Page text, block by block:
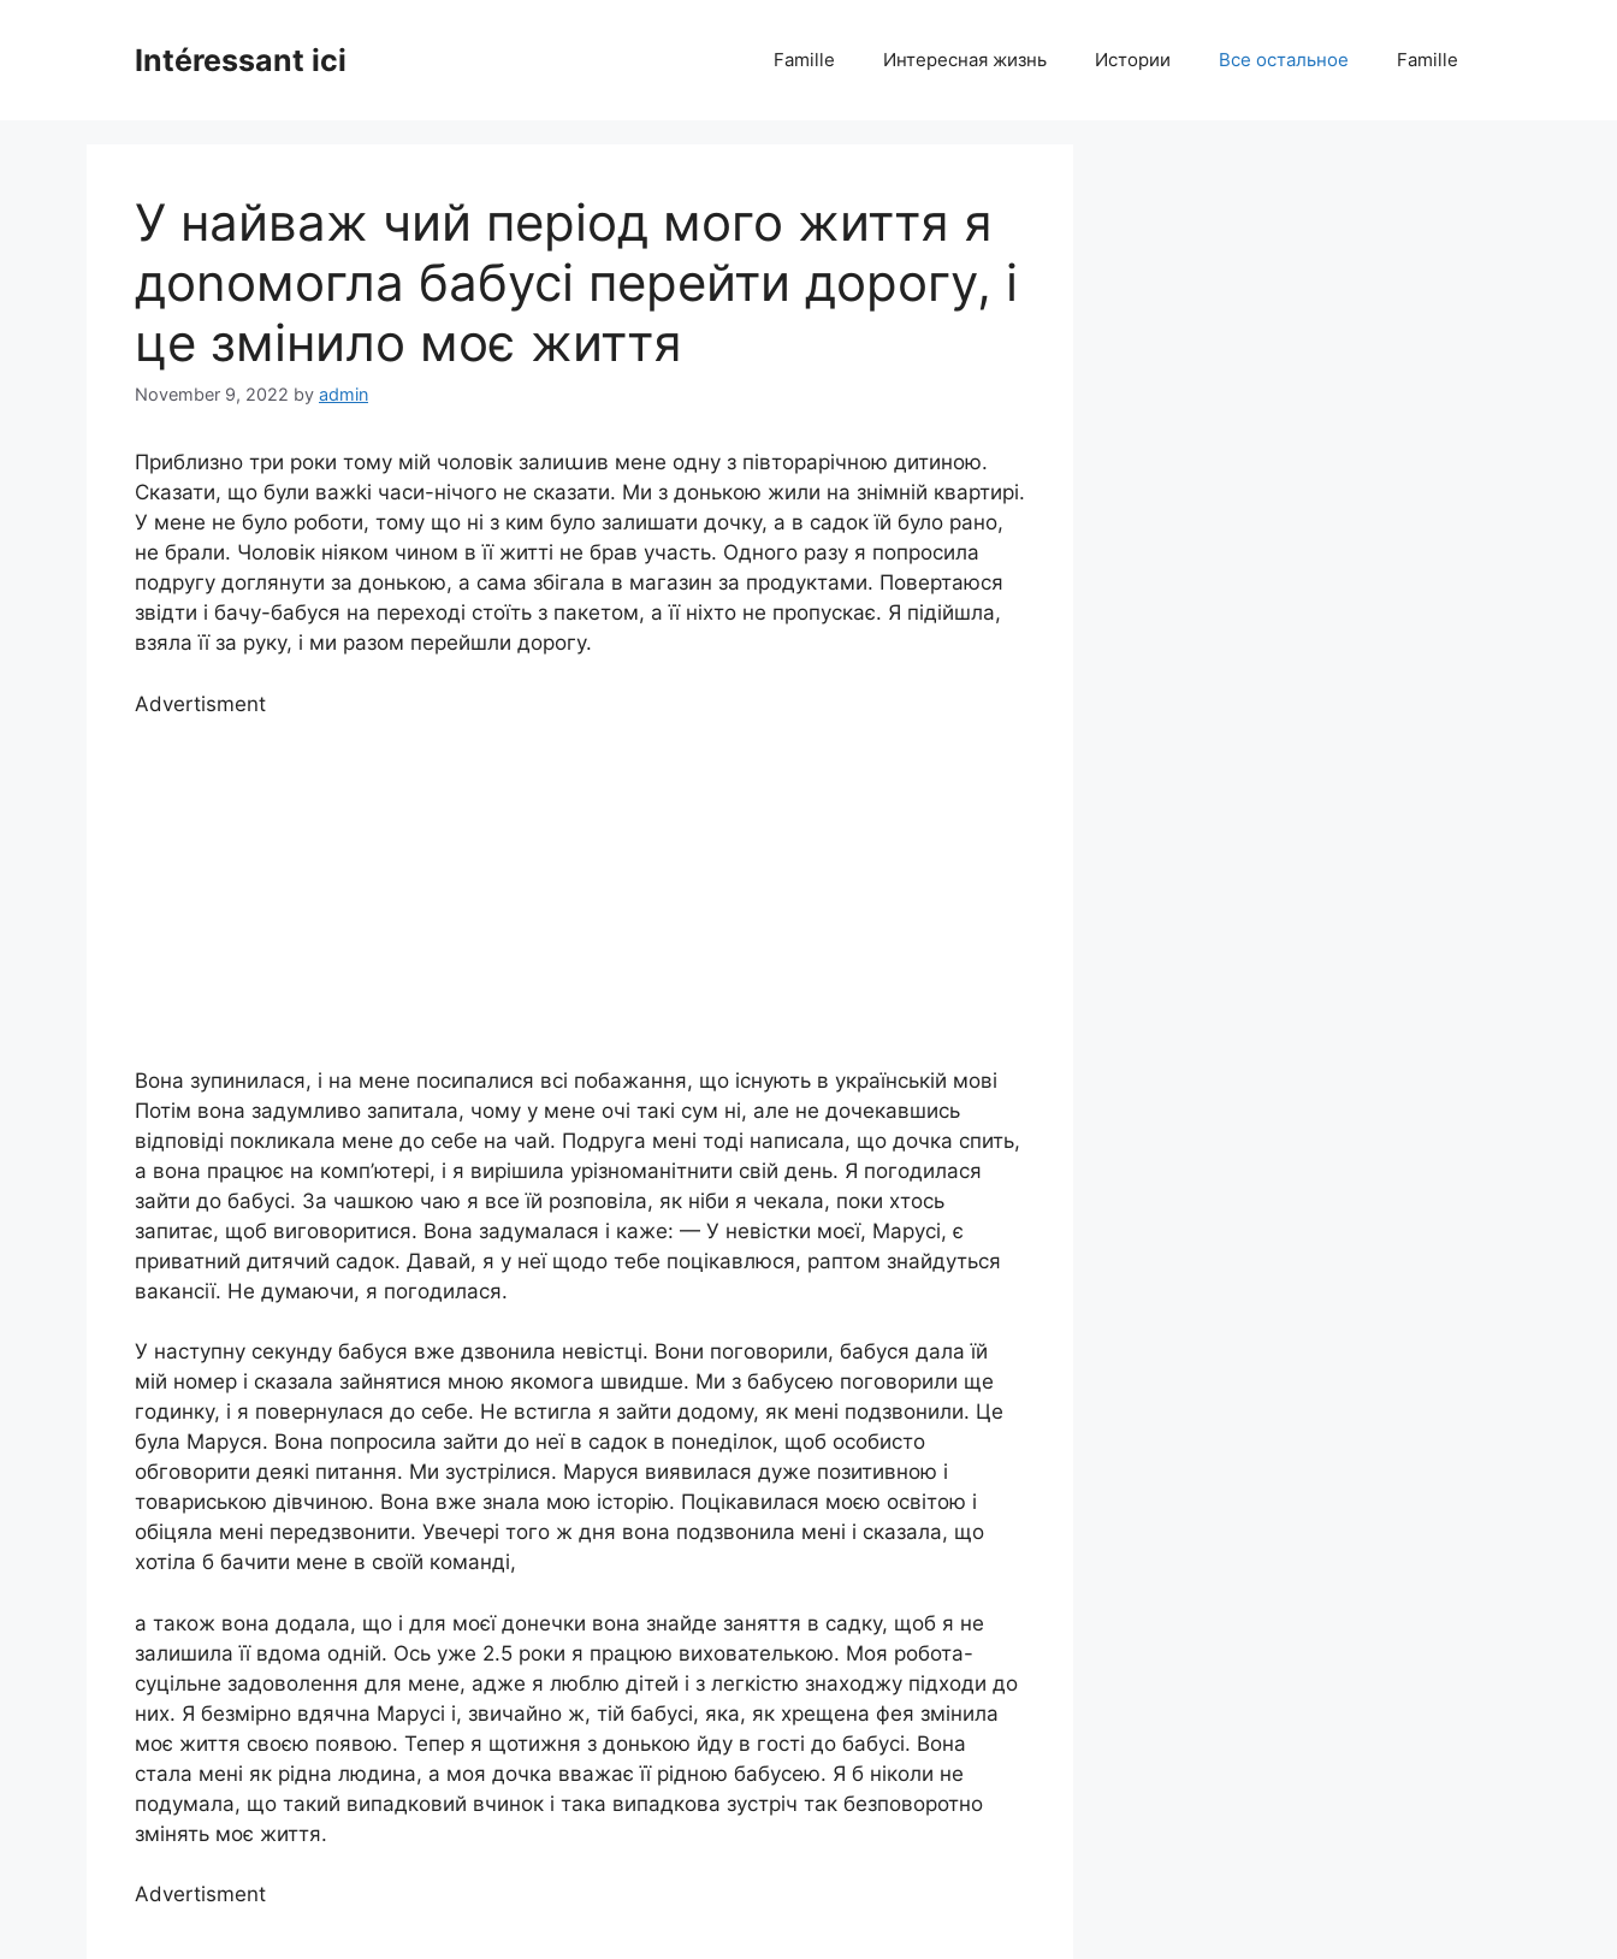
Intéressant ici Famille Интересная жизнь Истории Все остальное Famille
У найваж чий період мого життя я
доnомогла бабусі перейти дорогу, і
це змінило моє життя
November 9, 2022 by admin
Приблизно три роки тому мій чоловік залиաив мене одну з півторарічною дитиною.
Сказати, що були важkі часи-нічого не сказати. Ми з донькою жили на знімній квартирі.
У мене не було роботи, тому що ні з ким було залишати дочку, а в садок їй було рано,
не брали. Чоловік ніяком чином в її житті не брав участь. Одного разу я попросила
подругу доглянути за донькою, а сама збігала в магазин за продуктами. Повертаюся
звідти і бачу-бабуся на переході стоїть з пакетом, а її ніхто не пропускає. Я підійшла,
взяла її за руку, і ми разом перейшли дорогу.
Advertisment
Вона зупинилася, і на мене посипалися всі побажання, що існують в українській мові
Потім вона задумливо запитала, чому у мене очі такі сум ні, але не дочекавшись
відповіді покликала мене до себе на чай. Подруга мені тоді написала, що дочка спить,
а вона працює на комп’ютері, і я вирішила урізноманітнити свій день. Я погодилася
зайти до бабусі. За чашкою чаю я все їй розповіла, як ніби я чекала, поки хтось
запитає, щоб виговоритися. Вона задумалася і каже: — У невістки моєї, Марусі, є
приватний дитячий садок. Давай, я у неї щодо тебе поцікавлюся, раптом знайдуться
вакансії. Не думаючи, я погодилася.
У наступну секунду бабуся вже дзвонила невістці. Вони поговорили, бабуся дала їй
мій номер і сказала зайнятися мною якомога швидше. Ми з бабусею поговорили ще
годинку, і я повернулася до себе. Не встигла я зайти додому, як мені подзвонили. Це
була Маруся. Вона попросила зайти до неї в садок в понеділок, щоб особисто
обговорити деякі питання. Ми зустрілися. Маруся виявилася дуже позитивною і
товариською дівчиною. Вона вже знала мою історію. Поцікавилася моєю освітою і
обіцяла мені передзвонити. Увечері того ж дня вона подзвонила мені і сказала, що
хотіла б бачити мене в своїй команді,
а також вона додала, що і для моєї донечки вона знайде заняття в садку, щоб я не
залишила її вдома одній. Ось уже 2.5 роки я працюю вихователькою. Моя робота-
суцільне задоволення для мене, адже я люблю дітей і з легкістю знаходжу підходи до
них. Я безмірно вдячна Марусі і, звичайно ж, тій бабусі, яка, як хрещена фея змінила
моє життя своєю появою. Тепер я щотижня з донькою йду в гості до бабусі. Вона
стала мені як рідна людина, а моя дочка вважає її рідною бабусею. Я б ніколи не
подумала, що такий випадковий вчинок і така випадкова зустріч так безповоротно
змінять моє життя.
Advertisment